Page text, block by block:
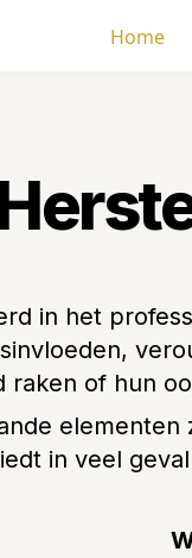
Home
in het
raken of hun
in veel